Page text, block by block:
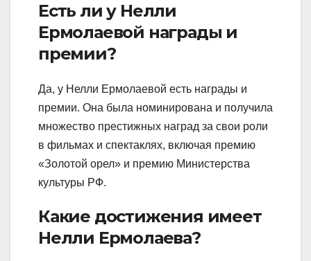
Есть ли у Нелли
Ермолаевой награды и
премии?
Да, у Нелли Ермолаевой есть награды и
премии. Она была номинирована и получила
множество престижных наград за свои роли
в фильмах и спектаклях, включая премию
«Золотой орел» и премию Министерства
культуры РФ.
Какие достижения имеет
Нелли Ермолаева?